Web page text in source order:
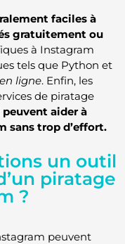
faciles à
gratuitement ou
à Instagram
tels que Python et
ligne. Enfin, les
de piratage
aider à
sans trop d’effort.
un outil
piratage
?
peuvent